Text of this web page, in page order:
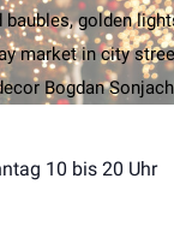
baubles, golden
market in city
Bogdan
10 bis 20 Uhr